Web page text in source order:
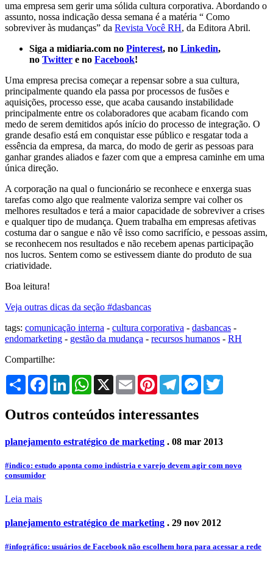
uma empresa sem gerir uma sólida cultura corporativa. Abordando o
assunto, nossa indicação dessa semana é a matéria “ Como
sobreviver às mudanças” da Revista Você RH, da Editora Abril.
Siga a midiaria.com no Pinterest, no Linkedin,
no Twitter e no Facebook!
Uma empresa precisa começar a repensar sobre a sua cultura,
principalmente quando ela passa por processos de fusões e
aquisições, processo esse, que acaba causando instabilidade
principalmente entre os colaboradores que acabam ficando com
medo de serem demitidos após início do processo de integração. O
grande desafio está em conquistar esse público e resgatar toda a
essência da empresa, da marca, do modo de gerir as pessoas para
ganhar grandes aliados e fazer com que a empresa caminhe em uma
única direção.
A corporação na qual o funcionário se reconhece e enxerga suas
tarefas como algo que realmente valoriza sempre vai colher os
melhores resultados e terá a maior capacidade de sobreviver a crises
e qualquer tipo de mudança. Quem trabalha em empresas afetivas
costuma dar o sangue e não vê isso como sacrifício, e pessoas assim,
se reconhecem nos resultados e não recebem apenas participação
nos lucros. Sentem como se estivessem diante do produto de sua
criatividade.
Boa leitura!
Veja outras dicas da seção #dasbancas
tags: comunicação interna - cultura corporativa - dasbancas -
endomarketing - gestão da mudança - recursos humanos - RH
Compartilhe:
Share FacebookLinkedInWhatsApp
X Email PinterestTelegramMessenger
Outros conteúdos interessantes
planejamento estratégico de marketing . 08 mar 2013
#indico: estudo aponta como indústria e varejo devem agir com novo
consumidor
Leia mais
planejamento estratégico de marketing . 29 nov 2012
#infográfico: usuários de Facebook não escolhem hora para acessar a rede